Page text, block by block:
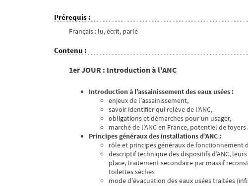
Prérequis :
Français : lu, écrit, parlé
Contenu :
1er JOUR : Introduction à l'ANC
Introduction à l’assainissement des eaux usées :
enjeux de l’assainissement,
savoir identifier qui relève de l'ANC,
obligations et démarches pour un usager,
marché de l’ANC en France, potentiel de
Principes généraux des installations d’ANC :
rôle et principes généraux de fonctionnement
descriptif technique des dispositifs d’ANC,
place, traitement secondaire par massif
toilettes sèches
mode d’évacuation des eaux usées traitées